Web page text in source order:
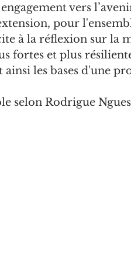
vers
pour
à la réflexion sur la
fortes et plus
les bases d'une
selon Rodrigue